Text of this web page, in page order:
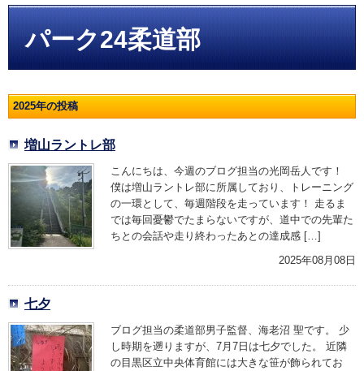
パーク24柔道部
2025年の投稿
増山ラントレ部
こんにちは、今週のブログ担当の光岡岳人です！
僕は増山ラントレ部に所属しており、トレーニング
の一環として、毎週階段を走っています！ 走るま
では毎回憂鬱でたまらないですが、道中での先輩た
ちとの会話や走り終わったあとの達成感 […]
2025年08月08日
七夕
ブログ担当の柔道部男子監督、海老沼 聖です。 少
し時期を遡りますが、7月7日は七夕でした。 近隣
の目黒区立中央体育館には大きな笹が飾られてお